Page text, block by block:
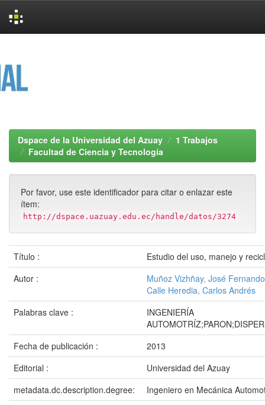
Dspace de la Universidad del Azuay
1 Trabajos
Facultad de Ciencia y Tecnología
Por favor, use este identificador para citar o enlazar este
ítem:
http://dspace.uazuay.edu.ec/handle/datos/3274
Título :
Estudio del uso, manejo y
Autor :
Muñoz Vizhñay, José Fernando
Calle Heredia, Carlos Andrés
Palabras clave :
INGENIERÍA
Fecha de publicación :
2013
Editorial :
Universidad del Azuay
metadata.dc.description.degree:
Ingeniero en Mecánica